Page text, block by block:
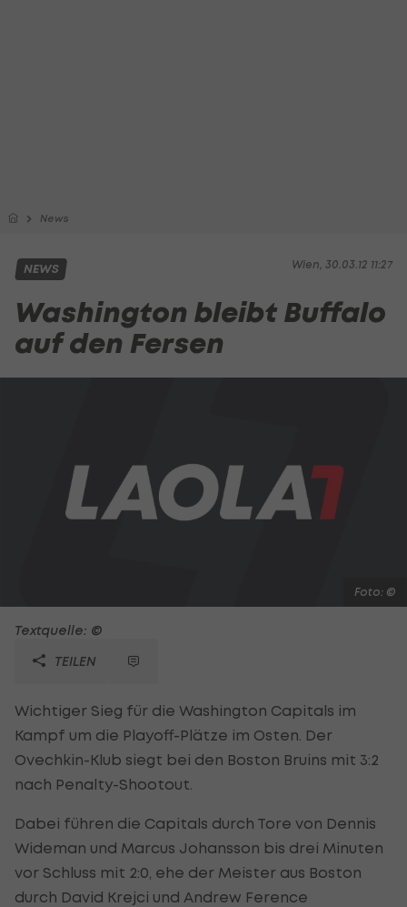
News
Wien, 30.03.12 11:27
NEWS
Washington bleibt Buffalo
auf den Fersen
Foto: ©
Textquelle: ©
TEILEN
Wichtiger Sieg für die Washington Capitals im
Kampf um die Playoff-Plätze im Osten. Der
Ovechkin-Klub siegt bei den Boston Bruins mit 3:2
nach Penalty-Shootout.
Dabei führen die Capitals durch Tore von Dennis
Wideman und Marcus Johansson bis drei Minuten
vor Schluss mit 2:0, ehe der Meister aus Boston
durch David Krejci und Andrew Ference